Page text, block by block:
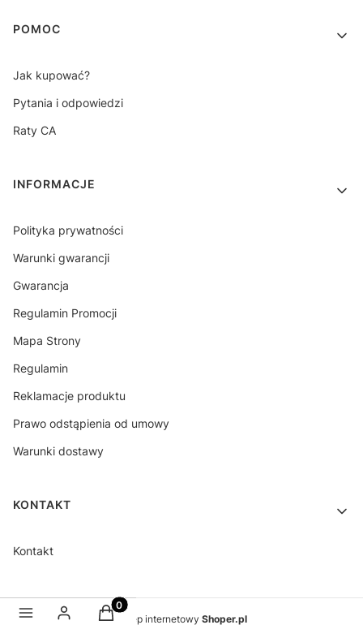
Linki w stopce
POMOC
Jak kupować?
Pytania i odpowiedzi
Raty CA
INFORMACJE
Polityka prywatności
Warunki gwarancji
Gwarancja
Regulamin Promocji
Mapa Strony
Regulamin
Reklamacje produktu
Prawo odstąpienia od umowy
Warunki dostawy
KONTAKT
Kontakt
Sklep internetowy Shoper.pl
Produkty w koszyku: 0. Zobacz szczegóły